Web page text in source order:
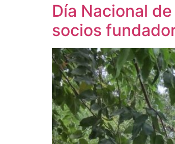
Día Nacional
socios